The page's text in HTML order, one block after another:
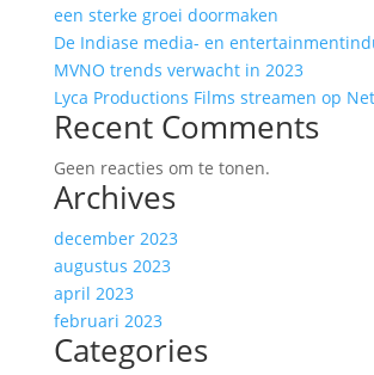
een sterke groei doormaken
De Indiase media- en
MVNO trends verwacht in 2023
Lyca Productions Films streamen op
Recent Comments
Geen reacties om te tonen.
Archives
december 2023
augustus 2023
april 2023
februari 2023
Categories